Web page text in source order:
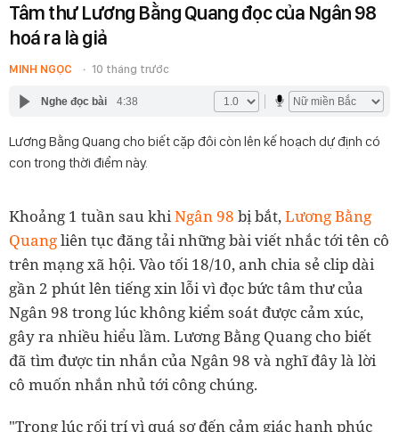
Tâm thư Lương Bằng Quang đọc của Ngân 98
hoá ra là giả
MINH NGỌC 10 tháng trước
Nghe đọc bài 4:38
Lương Bằng Quang cho biết cặp đôi còn lên kế hoạch dự định có
con trong thời điểm này.
Khoảng 1 tuần sau khiNgân 98 bị bắt,Lương Bằng
Quangliên tục đăng tải những bài viết nhắc tới tên cô
trên mạng xã hội. Vào tối 18/10, anh chia sẻ clip dài
gần 2 phút lên tiếng xin lỗi vì đọc bức tâm thư của
Ngân 98 trong lúc không kiểm soát được cảm xúc,
gây ra nhiều hiểu lầm. Lương Bằng Quang cho biết
đã tìm được tin nhắn của Ngân 98 và nghĩ đây là lời
cô muốn nhắn nhủ tới công chúng.
"Trong lúc rối trí vì quá sợ đến cảm giác hạnh phúc